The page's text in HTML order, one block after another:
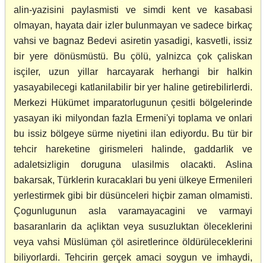
alin-yazisini paylasmisti ve simdi kent ve kasabasi
olmayan, hayata dair izler bulunmayan ve sadece birkaç
vahsi ve bagnaz Bedevi asiretin yasadigi, kasvetli, issiz
bir yere dönüsmüstü. Bu çölü, yalnizca çok çaliskan
isçiler, uzun yillar harcayarak herhangi bir halkin
yasayabilecegi katlanilabilir bir yer haline getirebilirlerdi.
Merkezi Hükümet imparatorlugunun çesitli bölgelerinde
yasayan iki milyondan fazla Ermeni'yi toplama ve onlari
bu issiz bölgeye sürme niyetini ilan ediyordu. Bu tür bir
tehcir hareketine girismeleri halinde, gaddarlik ve
adaletsizligin doruguna ulasilmis olacakti. Aslina
bakarsak, Türklerin kuracaklari bu yeni ülkeye Ermenileri
yerlestirmek gibi bir düsünceleri hiçbir zaman olmamisti.
Çogunlugunun asla varamayacagini ve varmayi
basaranlarin da açliktan veya susuzluktan öleceklerini
veya vahsi Müslüman çöl asiretlerince öldürüleceklerini
biliyorlardi. Tehcirin gerçek amaci soygun ve imhaydi,